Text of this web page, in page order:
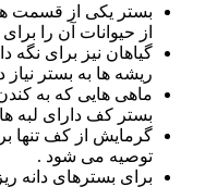
بستر یکی از قسمت
از حیوانات آن را
گیاهان نیز برای
ریشه ها به بستر نیاز
ماهی هایی که به کندن
بستر کف دارای لبه
گرمایش از کف تنها
توصیه می شود .
برای بسترهای دانه